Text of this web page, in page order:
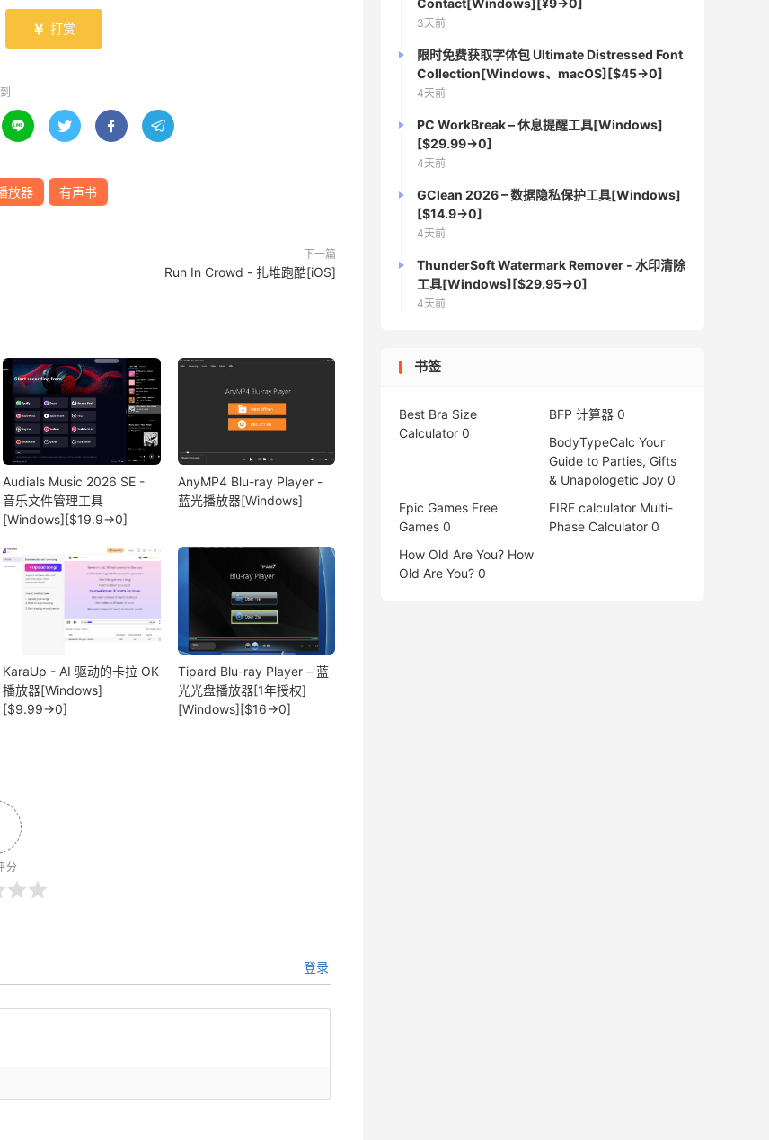
 打赏
   
放器 有声书
下一篇
Run In Crowd - 扎堆跑酷[iOS]
Audials Music 2026 SE -
音乐文件管理工具
[Windows][$19.9→0]
AnyMP4 Blu-ray Player -
蓝光播放器[Windows]
KaraUp - AI 驱动的卡拉 OK
播放器[Windows]
[$9.99→0]
Tipard Blu-ray Player – 蓝
光光盘播放器[1年授权]
[Windows][$16→0]
分
登录
Contact[Windows][¥9→0]
3天前
限时免费获取字体包 Ultimate Distressed Font
Collection[Windows、macOS][$45→0]
4天前
PC WorkBreak – 休息提醒工具[Windows]
[$29.99→0]
4天前
GClean 2026 – 数据隐私保护工具[Windows]
[$14.9→0]
4天前
ThunderSoft Watermark Remover - 水印清除
工具[Windows][$29.95→0]
4天前
书签
Best Bra Size
Calculator 0
BFP 计算器 0
BodyTypeCalc Your
Guide to Parties, Gifts
& Unapologetic Joy 0
Epic Games Free
Games 0
FIRE calculator Multi-
Phase Calculator 0
How Old Are You? How
Old Are You? 0